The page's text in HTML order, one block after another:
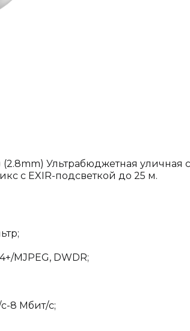
(2.8mm) Ультрабюджетная уличная
с EXIR-подсветкой до 25 м.
MJPEG, DWDR;
8 Мбит/с;